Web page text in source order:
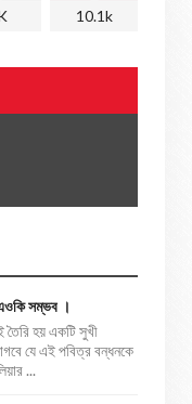
10.1k
এওকি সম্ভব ।
তৈরি হয় একটি সুখী
যে এই পবিত্র বন্ধনকে
...